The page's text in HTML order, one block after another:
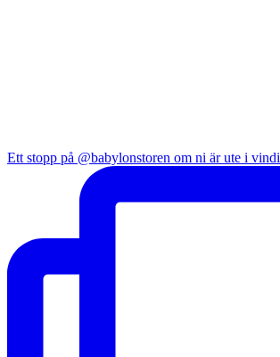
Ett stopp på @babylonstoren om ni är ute i vindi